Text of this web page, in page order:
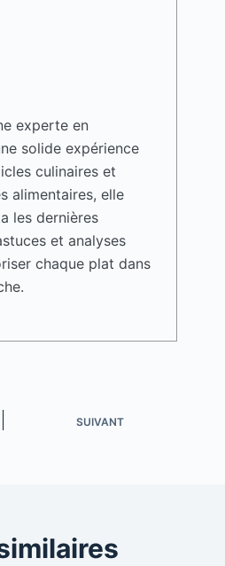
experte en
solide expérience
culinaires et
alimentaires, elle
les dernières
et analyses
chaque plat dans
SUIVANT